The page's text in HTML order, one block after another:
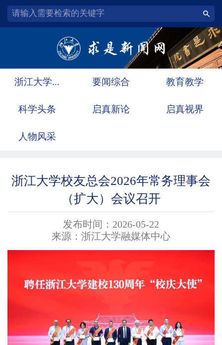
浙江大学... 要闻综合 教育教学
科学头条 启真新论 启真视界
人物风采
浙江大学校友总会2026年常务理事会
（扩大）会议召开
发布时间：2026-05-22
来源：浙江大学融媒体中心